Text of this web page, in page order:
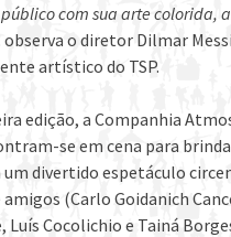
com sua arte colorida,
observa o diretor Dilmar
artístico do TSP.
edição, a Companhia
se em cena para
divertido espetáculo
(Carlo Goidanich
Luís Cocolichio e Tainá